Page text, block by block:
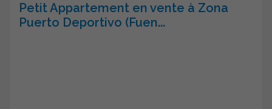
Petit Appartement en vente à Zona
Puerto Deportivo (Fuen...